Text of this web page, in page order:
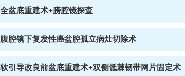
全盆底重建术+膀腔镜探查
腹腔镜下复发性癌盆腔孤立病灶切除术
软引导改良前盆底重建术+双侧骶棘韧带网片固定术